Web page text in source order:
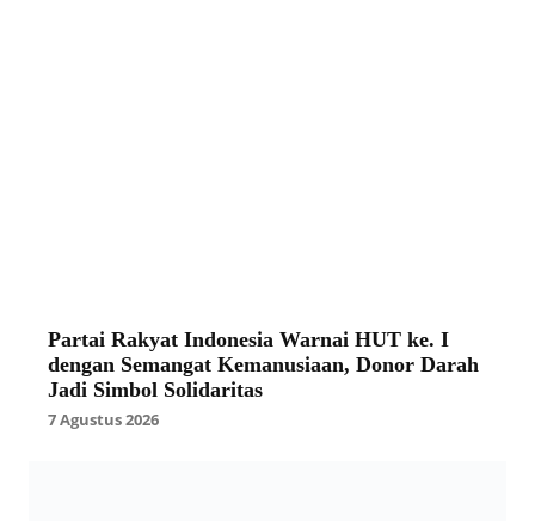
Partai Rakyat Indonesia Warnai HUT ke. I
dengan Semangat Kemanusiaan, Donor Darah
Jadi Simbol Solidaritas
7 Agustus 2026